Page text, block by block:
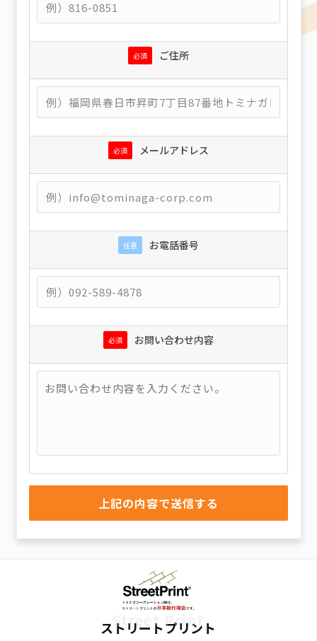
必須 ご住所
必須 メールアドレス
任意 お電話番号
必須 お問い合わせ内容
Street Print
ストリートプリント